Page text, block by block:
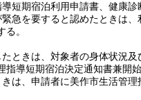
短期宿泊利用申請書、健康
急を要すると認めたときは
。
ときは、対象者の身体状況
導短期宿泊決定通知書兼開
は、申請者に美作市生活管